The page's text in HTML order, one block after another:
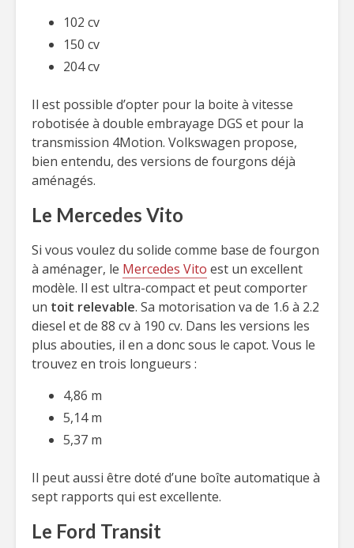
102 cv
150 cv
204 cv
Il est possible d’opter pour la boite à vitesse
robotisée à double embrayage DGS et pour la
transmission 4Motion. Volkswagen propose,
bien entendu, des versions de fourgons déjà
aménagés.
Le Mercedes Vito
Si vous voulez du solide comme base de fourgon
à aménager, le Mercedes Vito est un excellent
modèle. Il est ultra-compact et peut comporter
un toit relevable. Sa motorisation va de 1.6 à 2.2
diesel et de 88 cv à 190 cv. Dans les versions les
plus abouties, il en a donc sous le capot. Vous le
trouvez en trois longueurs :
4,86 m
5,14 m
5,37 m
Il peut aussi être doté d’une boîte automatique à
sept rapports qui est excellente.
Le Ford Transit